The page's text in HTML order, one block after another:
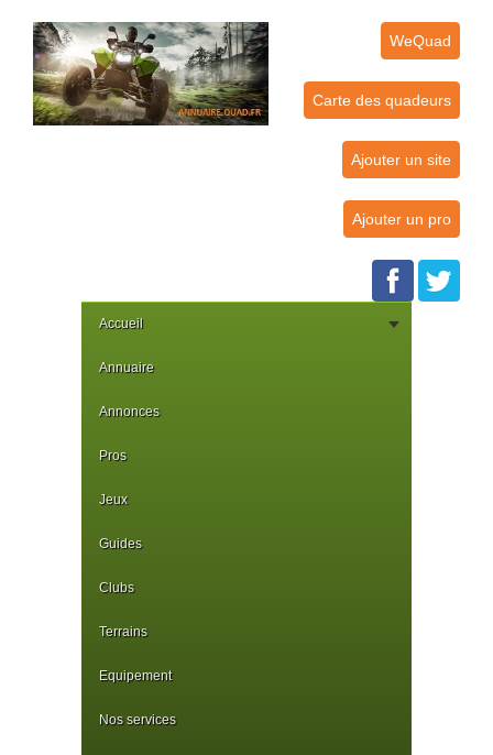
WeQuad
Carte des quadeurs
Ajouter un site
Ajouter un pro
Accueil
Annuaire
Annonces
Pros
Jeux
Guides
Clubs
Terrains
Equipement
Nos services